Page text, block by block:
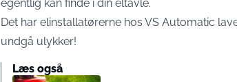
egentlig kan finde i din eltavle.
Det har elinstallatørerne hos VS Automatic
undgå ulykker!
Læs også